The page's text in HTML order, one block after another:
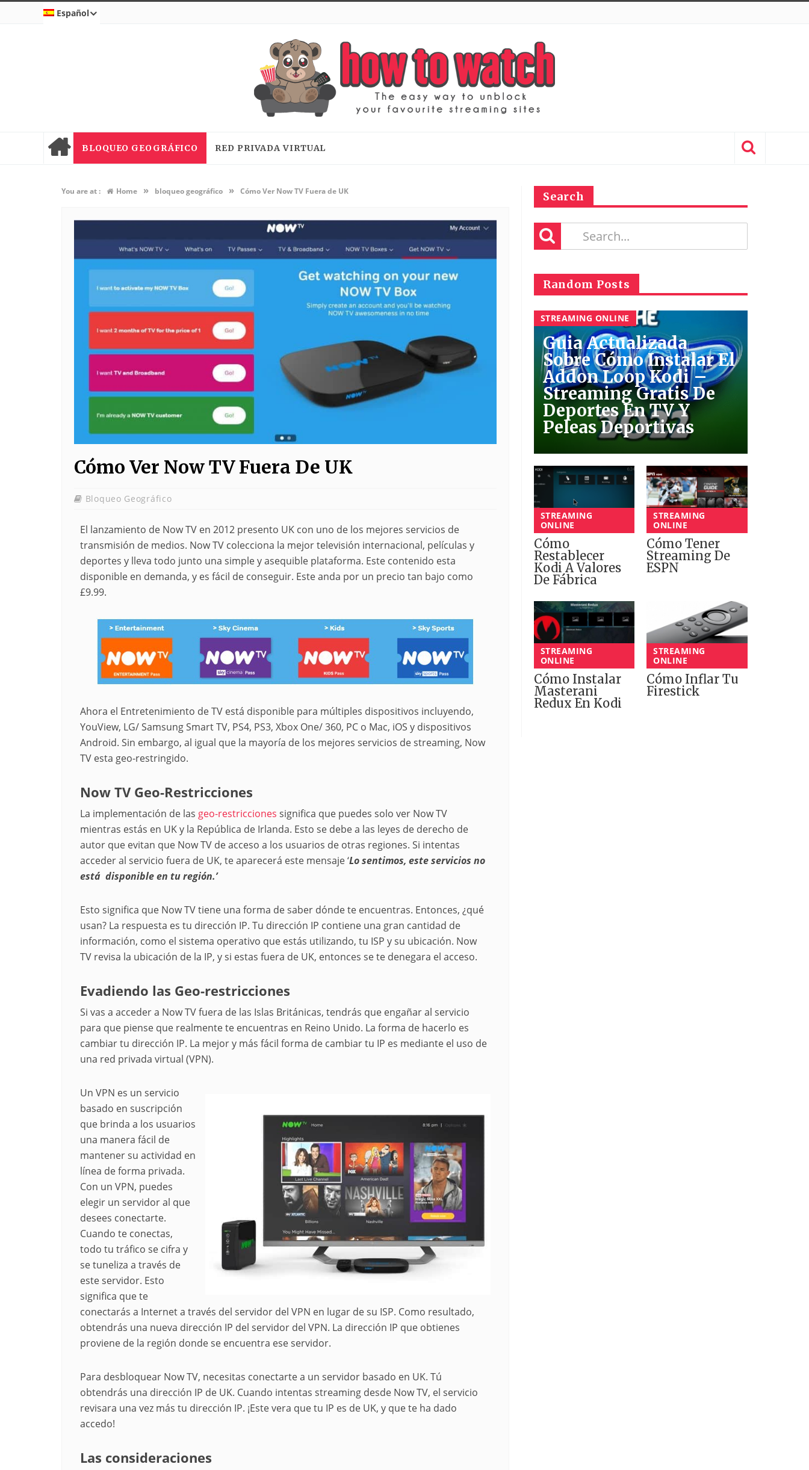
Español
BLOQUEO GEOGRÁFICO RED PRIVADA VIRTUAL
You are at : Home » bloqueo geográfico » Cómo Ver Now TV Fuera de UK
Cómo Ver Now TV Fuera De UK
Bloqueo Geográfico
El lanzamiento de Now TV en 2012 presento UK con uno de los mejores servicios de
transmisión de medios. Now TV colecciona la mejor televisión internacional, películas y
deportes y lleva todo junto una simple y asequible plataforma. Este contenido esta
disponible en demanda, y es fácil de conseguir. Este anda por un precio tan bajo como
£9.99.
Ahora el Entretenimiento de TV está disponible para múltiples dispositivos incluyendo,
YouView, LG/ Samsung Smart TV, PS4, PS3, Xbox One/ 360, PC o Mac, iOS y dispositivos
Android. Sin embargo, al igual que la mayoría de los mejores servicios de streaming, Now
TV esta geo-restringido.
Now TV Geo-Restricciones
La implementación de las geo-restricciones significa que puedes solo ver Now TV
mientras estás en UK y la República de Irlanda. Esto se debe a las leyes de derecho de
autor que evitan que Now TV de acceso a los usuarios de otras regiones. Si intentas
acceder al servicio fuera de UK, te aparecerá este mensaje ‘Lo sentimos, este servicios no
está disponible en tu región.’
Esto significa que Now TV tiene una forma de saber dónde te encuentras. Entonces, ¿qué
usan? La respuesta es tu dirección IP. Tu dirección IP contiene una gran cantidad de
información, como el sistema operativo que estás utilizando, tu ISP y su ubicación. Now
TV revisa la ubicación de la IP, y si estas fuera de UK, entonces se te denegara el acceso.
Evadiendo las Geo-restricciones
Si vas a acceder a Now TV fuera de las Islas Británicas, tendrás que engañar al servicio
para que piense que realmente te encuentras en Reino Unido. La forma de hacerlo es
cambiar tu dirección IP. La mejor y más fácil forma de cambiar tu IP es mediante el uso de
una red privada virtual (VPN).
Un VPN es un servicio
basado en suscripción
que brinda a los usuarios
una manera fácil de
mantener su actividad en
línea de forma privada.
Con un VPN, puedes
elegir un servidor al que
desees conectarte.
Cuando te conectas,
todo tu tráfico se cifra y
se tuneliza a través de
este servidor. Esto
significa que te
conectarás a Internet a través del servidor del VPN en lugar de su ISP. Como resultado,
obtendrás una nueva dirección IP del servidor del VPN. La dirección IP que obtienes
proviene de la región donde se encuentra ese servidor.
Para desbloquear Now TV, necesitas conectarte a un servidor basado en UK. Tú
obtendrás una dirección IP de UK. Cuando intentas streaming desde Now TV, el servicio
revisara una vez más tu dirección IP. ¡Este vera que tu IP es de UK, y que te ha dado
accedo!
Las consideraciones
Search
Random Posts
STREAMING ONLINE
Guia Actualizada
Sobre Cómo Instalar El
Addon Loop Kodi –
Streaming Gratis De
Deportes En TV Y
Peleas Deportivas
STREAMING
ONLINE
Cómo
Restablecer
Kodi A Valores
De Fábrica
STREAMING
ONLINE
Cómo Tener
Streaming De
ESPN
STREAMING
ONLINE
Cómo Instalar
Masterani
Redux En Kodi
STREAMING
ONLINE
Cómo Inflar Tu
Firestick